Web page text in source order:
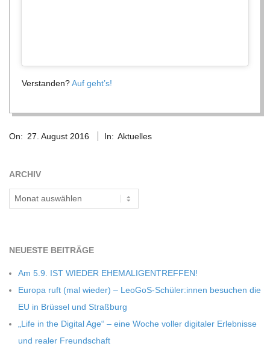
Ver­stan­den?Auf geht’s!
08-
On: 27. August 2016 In: Aktuelles
ARCHIV
Archiv
NEU­ESTE BEITRÄGE
Am 5.9. IST WIEDER EHEMALIGENTREFFEN!
Europa ruft (mal wie­der) – LeoGoS-Schüler:innen besu­chen die
EU in Brüs­sel und Straßburg
„Life in the Digi­tal Age“ – eine Woche vol­ler digi­ta­ler Erleb­nisse
und rea­ler Freundschaft